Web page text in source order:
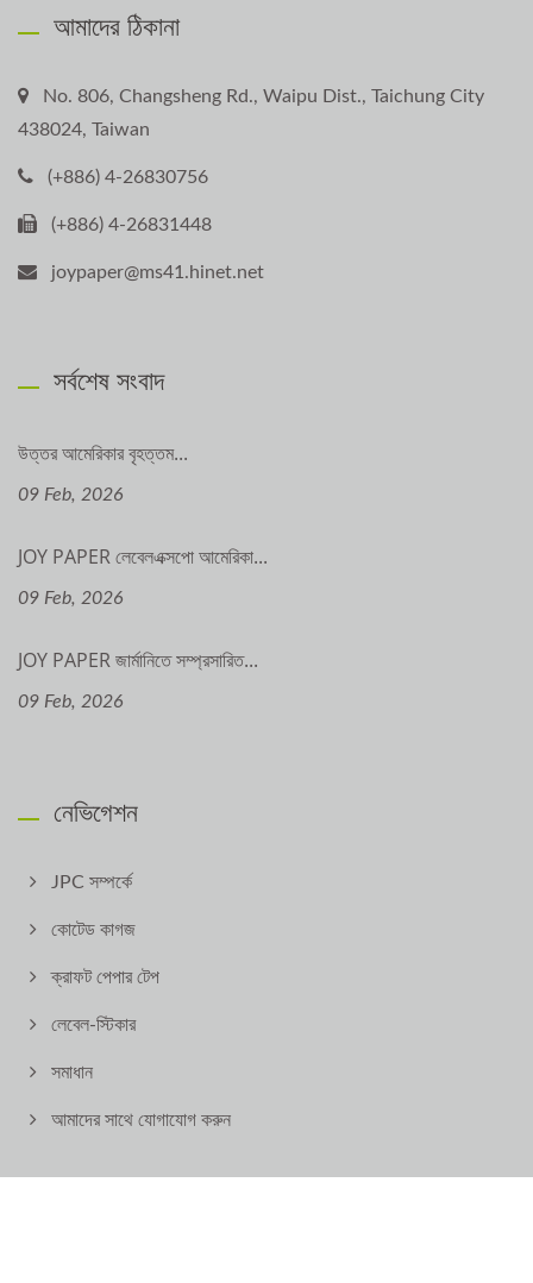
আমাদের ঠিকানা
No. 806, Changsheng Rd., Waipu Dist., Taichung City
438024, Taiwan
(+886) 4-26830756
(+886) 4-26831448
joypaper@ms41.hinet.net
সর্বশেষ সংবাদ
উত্তর আমেরিকার বৃহত্তম...
09 Feb, 2026
JOY PAPER লেবেলএক্সপো আমেরিকা...
09 Feb, 2026
JOY PAPER জার্মানিতে সম্প্রসারিত...
09 Feb, 2026
নেভিগেশন
JPC সম্পর্কে
কোটেড কাগজ
ক্রাফট পেপার টেপ
লেবেল-স্টিকার
সমাধান
আমাদের সাথে যোগাযোগ করুন